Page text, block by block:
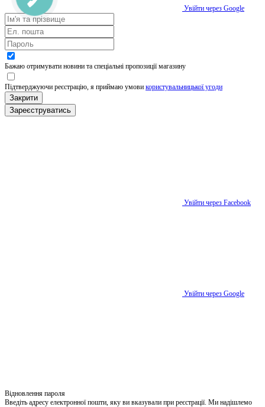
Увійти через Google
Бажаю отримувати новини та спеціальні пропозиціїмагазину
Підтверджуючи реєстрацію, я приймаю умови користувальницької угоди
Закрити
Зареєструватись
Увійти через Facebook
Увійти через Google
Відновлення пароля
Введіть адресу електронної пошти, яку ви вказували при реєстрації. Ми надішлемо